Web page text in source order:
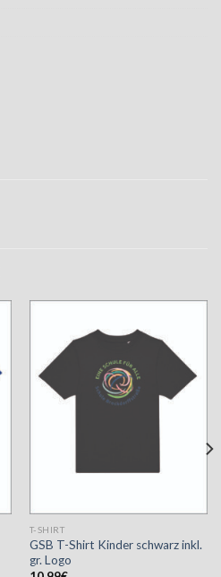
T-SHIRT
GSB T-Shirt Kinder schwarz inkl.
gr. Logo